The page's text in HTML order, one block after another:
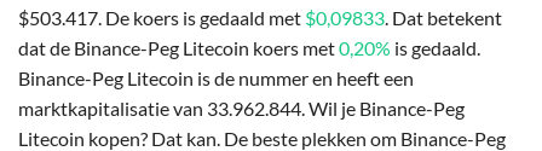
$503.417. De koers is gedaald met $0,09833. Dat betekent
dat de Binance-Peg Litecoin koers met0,20% is gedaald.
Binance-Peg Litecoin is de nummer en heeft een
marktkapitalisatie van 33.962.844. Wil je Binance-Peg
Litecoin kopen? Dat kan. De beste plekken om Binance-Peg